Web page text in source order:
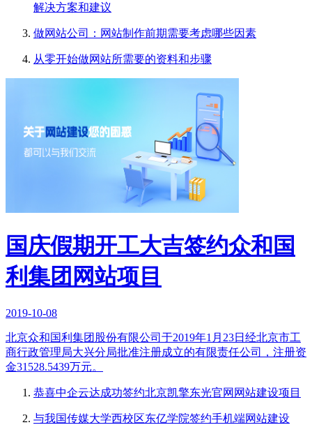
解决方案和建议
做网站公司：网站制作前期需要考虑哪些因素
从零开始做网站所需要的资料和步骤
国庆假期开工大吉签约众和国
利集团网站项目
2019-10-08
北京众和国利集团股份有限公司于2019年1月23日经北京市工
商行政管理局大兴分局批准注册成立的有限责任公司，注册资
金31528.5439万元。
恭喜中企云达成功签约北京凯擎东光官网网站建设项目
与我国传媒大学西校区东亿学院签约手机端网站建设